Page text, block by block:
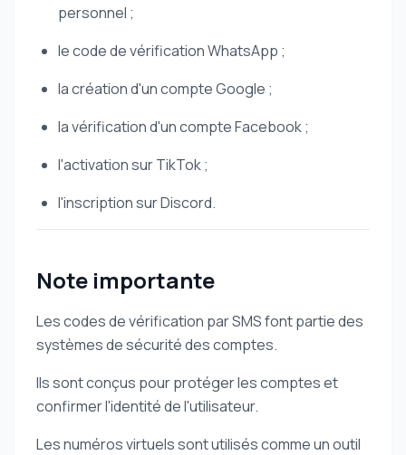
personnel ;
le code de vérification WhatsApp ;
la création d'un compte Google ;
la vérification d'un compte Facebook ;
l'activation sur TikTok ;
l'inscription sur Discord.
Note importante
Les codes de vérification par SMS font partie des
systèmes de sécurité des comptes.
Ils sont conçus pour protéger les comptes et
confirmer l'identité de l'utilisateur.
Les numéros virtuels sont utilisés comme un outil